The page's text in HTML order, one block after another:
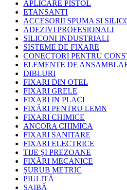
APLICARE PISTOL
ETANSANTI
ACCESORII SPUMA SI
ADEZIVI PROFESIONALI
SILICONI INDUSTRIALI
SISTEME DE FIXARE
CONECTORI PENTRU
ELEMENTE DE
DIBLURI
FIXARI DIN OTEL
FIXARI GRELE
FIXARI IN PLACI
FIXĂRI PENTRU LEMN
FIXARI CHIMICE
ANCORA CHIMICA
FIXARI SANITARE
FIXARI ELECTRICE
TIJE ȘI PREZOANE
FIXĂRI MECANICE
ȘURUB METRIC
PIULIȚĂ
ȘAIBĂ